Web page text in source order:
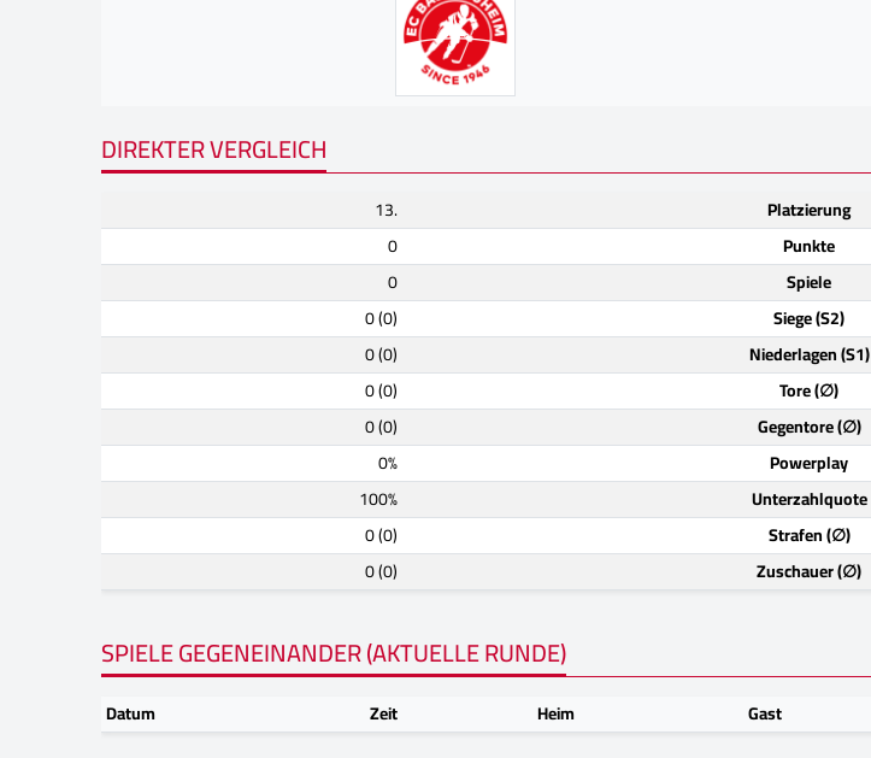
DIREKTER VERGLEICH
13. Platzierung
0
Punkte
0
Spiele
0 (0)
Siege (S2)
0 (0)
Niederlagen (S1)
0 (0)
Tore (∅)
0 (0)
Gegentore (∅)
0%
Powerplay
100%
Unterzahlquote
0 (0)
Strafen (∅)
0 (0)
Zuschauer (∅)
SPIELE GEGENEINANDER (AKTUELLE RUNDE)
Datum Zeit Heim Gast